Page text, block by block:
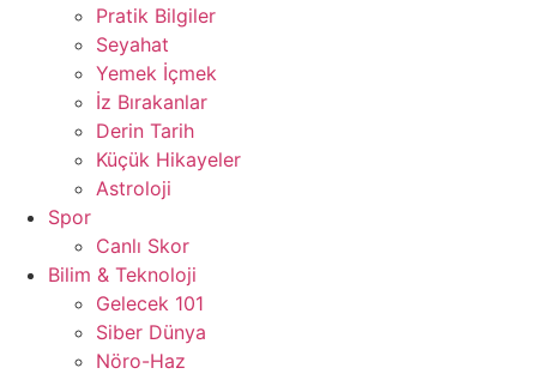
Pratik Bilgiler
Seyahat
Yemek İçmek
İz Bırakanlar
Derin Tarih
Küçük Hikayeler
Astroloji
Spor
Canlı Skor
Bilim & Teknoloji
Gelecek 101
Siber Dünya
Nöro-Haz